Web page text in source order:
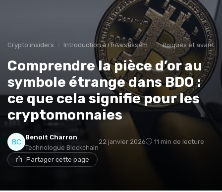
Crypto insiders Introduction à l'Investissement en Cryptomonnaies Risques et
Comprendre la pièce d’or au
symbole étrange dans BDO :
ce que cela signifie pour les
cryptomonnaies
Benoit Charron
Technologue Blockchain
22 janvier 2026 11 min de lecture
Partager cette page